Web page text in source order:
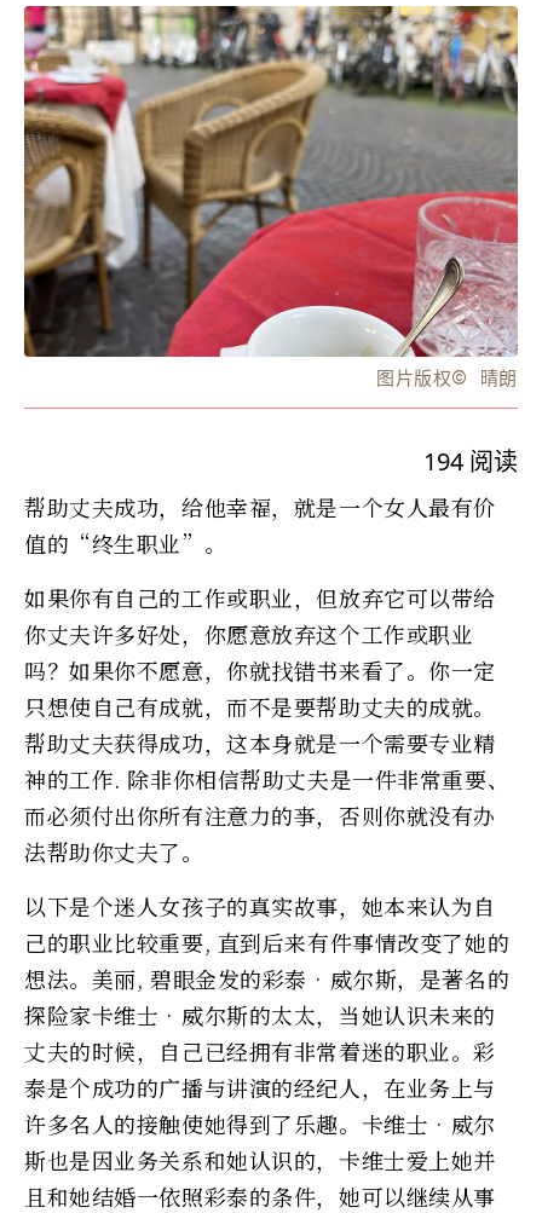
图片版权©️ 晴朗
194 阅读
帮助丈夫成功，给他幸福，就是一个女人最有价
值的“终生职业”。
如果你有自己的工作或职业，但放弃它可以带给
你丈夫许多好处，你愿意放弃这个工作或职业
吗？如果你不愿意，你就找错书来看了。你一定
只想使自己有成就，而不是要帮助丈夫的成就。
帮助丈夫获得成功，这本身就是一个需要专业精
神的工作. 除非你相信帮助丈夫是一件非常重要、
而必须付出你所有注意力的亊，否则你就没有办
法帮助你丈夫了。
以下是个迷人女孩子的真实故事，她本来认为自
己的职业比较重要, 直到后来有件事情改变了她的
想法。美丽, 碧眼金发的彩泰•威尔斯，是著名的
探险家卡维士•威尔斯的太太，当她认识未来的
丈夫的时候，自己已经拥有非常着迷的职业。彩
泰是个成功的广播与讲演的经纪人，在业务上与
许多名人的接触使她得到了乐趣。卡维士•威尔
斯也是因业务关系和她认识的，卡维士爱上她并
且和她结婚一依照彩泰的条件，她可以继续从事